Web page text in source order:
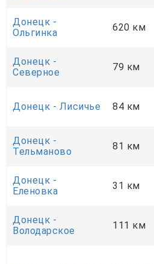
Донецк -
Ольгинка
620 км
Донецк -
Cеверное
79 км
Донецк - Лисичье 84 км
Донецк -
Тельманово
81 км
Донецк -
Еленовка
31 км
Донецк -
Володарское
111 км